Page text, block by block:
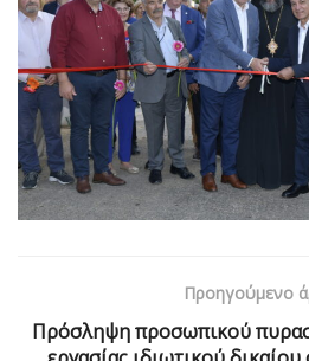
Προηγούμενο
Πρόσληψη προσωπικού